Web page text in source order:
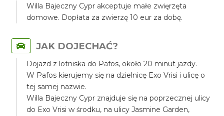
Willa Bajeczny Cypr akceptuje małe zwięrzęta
domowe. Dopłata za zwierzę 10 eur za dobę.
JAK DOJECHAĆ?
Dojazd z lotniska do Pafos, około 20 minut jazdy.
W Pafos kierujemy się na dzielnicę Exo Vrisi i ulicę o
tej samej nazwie.
Willa Bajeczny Cypr znajduje się na poprzecznej ulicy
do Exo Vrisi w środku, na ulicy Jasmine Garden,